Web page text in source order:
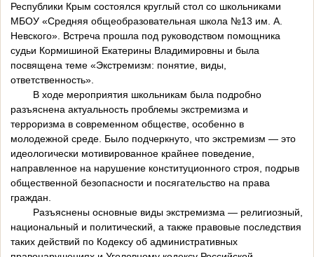
Республики Крым состоялся круглый стол со школьниками
МБОУ «Средняя общеобразовательная школа №13 им. А.
Невского». Встреча прошла под руководством помощника
судьи Кормишиной Екатерины Владимировны и была
посвящена теме «Экстремизм: понятие, виды,
ответственность».
В ходе мероприятия школьникам была подробно
разъяснена актуальность проблемы экстремизма и
терроризма в современном обществе, особенно в
молодежной среде. Было подчеркнуто, что экстремизм — это
идеологически мотивированное крайнее поведение,
направленное на нарушение конституционного строя, подрыв
общественной безопасности и посягательство на права
граждан.
Разъяснены основные виды экстремизма — религиозный,
национальный и политический, а также правовые последствия
таких действий по Кодексу об административных